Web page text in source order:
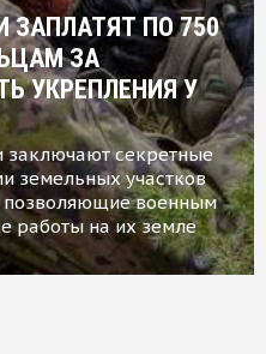
ПО 750
ЗА
УКРЕПЛЕНИЯ У
секретные
земельных участков
позволяющие военным
работы на их земле